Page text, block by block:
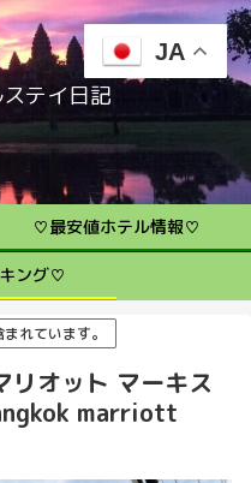
テイ日記
♡最安値ホテル情報♡
ング♡
れています。
リオット マーキス
marriott
JA